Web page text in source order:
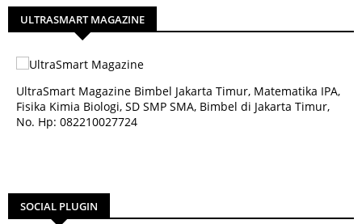
ULTRASMART MAGAZINE
UltraSmart Magazine Bimbel Jakarta Timur, Matematika IPA,
Fisika Kimia Biologi, SD SMP SMA, Bimbel di Jakarta Timur,
No. Hp: 082210027724
SOCIAL PLUGIN